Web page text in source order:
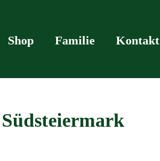
Shop Familie Kontakt